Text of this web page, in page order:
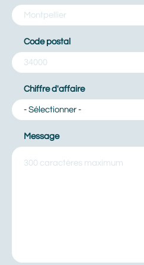
Code postal
Chiffre d'affaire
- Sélectionner -
Message